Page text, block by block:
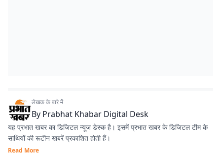
लेखक के बारे में
By Prabhat Khabar Digital Desk
यह प्रभात खबर का डिजिटल न्यूज डेस्क है। इसमें प्रभात खबर के डिजिटल टीम के
साथियों की रूटीन खबरें प्रकाशित होती हैं।
Read More